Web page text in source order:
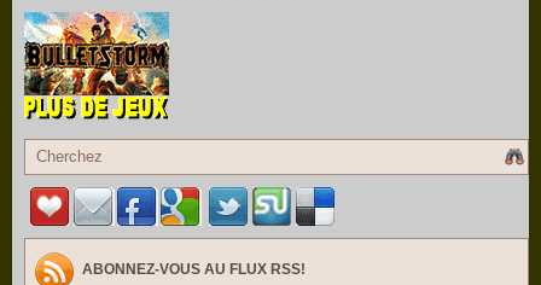
ABONNEZ-VOUS AU FLUX RSS!